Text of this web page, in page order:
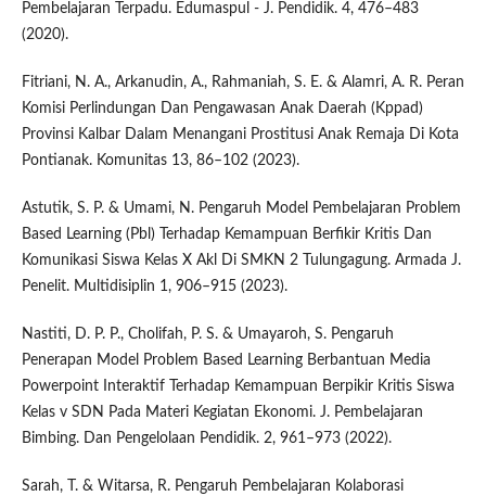
Pembelajaran Terpadu. Edumaspul - J. Pendidik. 4, 476–483
(2020).
Fitriani, N. A., Arkanudin, A., Rahmaniah, S. E. & Alamri, A. R. Peran
Komisi Perlindungan Dan Pengawasan Anak Daerah (Kppad)
Provinsi Kalbar Dalam Menangani Prostitusi Anak Remaja Di Kota
Pontianak. Komunitas 13, 86–102 (2023).
Astutik, S. P. & Umami, N. Pengaruh Model Pembelajaran Problem
Based Learning (Pbl) Terhadap Kemampuan Berfikir Kritis Dan
Komunikasi Siswa Kelas X Akl Di SMKN 2 Tulungagung. Armada J.
Penelit. Multidisiplin 1, 906–915 (2023).
Nastiti, D. P. P., Cholifah, P. S. & Umayaroh‬, S. Pengaruh
Penerapan Model Problem Based Learning Berbantuan Media
Powerpoint Interaktif Terhadap Kemampuan Berpikir Kritis Siswa
Kelas v SDN Pada Materi Kegiatan Ekonomi. J. Pembelajaran
Bimbing. Dan Pengelolaan Pendidik. 2, 961–973 (2022).
Sarah, T. & Witarsa, R. Pengaruh Pembelajaran Kolaborasi